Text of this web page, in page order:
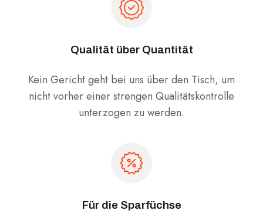
Qualität über Quantität
Kein Gericht geht bei uns über den Tisch, um
nicht vorher einer strengen Qualitätskontrolle
unterzogen zu werden.
Für die Sparfüchse